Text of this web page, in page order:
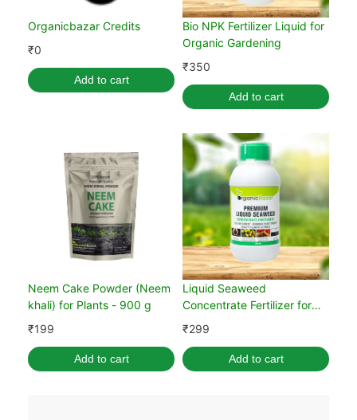
Organicbazar Credits
₹0
Add to cart
Bio NPK Fertilizer Liquid for
Organic Gardening
₹350
Add to cart
Neem Cake Powder (Neem
khali) for Plants - 900 g
₹199
Add to cart
Liquid Seaweed
Concentrate Fertilizer for
Plants 250 ml with
₹299
Add to cart